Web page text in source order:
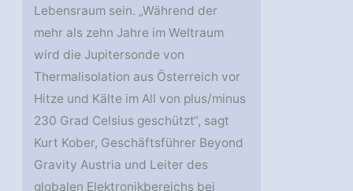
Lebensraum sein. „Während der
mehr als zehn Jahre im Weltraum
wird die Jupitersonde von
Thermalisolation aus Österreich vor
Hitze und Kälte im All von plus/minus
230 Grad Celsius geschützt“, sagt
Kurt Kober, Geschäftsführer Beyond
Gravity Austria und Leiter des
globalen Elektronikbereichs bei